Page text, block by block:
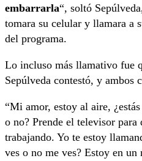
embarrarla“, soltó
tomara su celular y llamara a
del programa.
Lo incluso más llamativo fue
Sepúlveda contestó, y ambos
“Mi amor, estoy al aire,
o no? Prende el televisor para
trabajando. Yo te estoy
ves o no me ves? Estoy en